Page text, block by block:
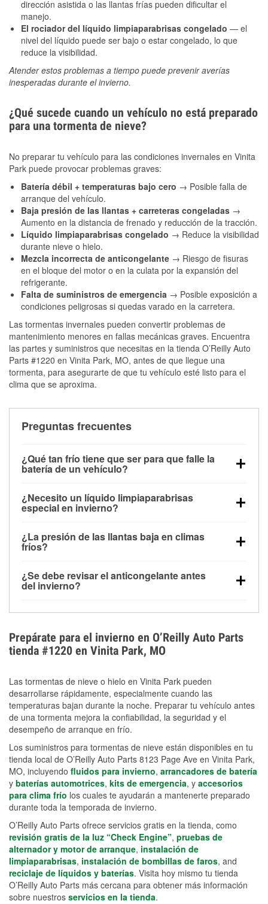
dirección asistida o las llantas frías pueden dificultar el
manejo.
El rociador del líquido limpiaparabrisas congelado — el
nivel del líquido puede ser bajo o estar congelado, lo que
reduce la visibilidad.
Atender estos problemas a tiempo puede prevenir averías
inesperadas durante el invierno.
¿Qué sucede cuando un vehículo no está preparado
para una tormenta de nieve?
No preparar tu vehículo para las condiciones invernales en Vinita
Park puede provocar problemas graves:
Batería débil + temperaturas bajo cero → Posible falla de
arranque del vehículo.
Baja presión de las llantas + carreteras congeladas →
Aumento en la distancia de frenado y reducción de la tracción.
Líquido limpiaparabrisas congelado → Reduce la visibilidad
durante nieve o hielo.
Mezcla incorrecta de anticongelante → Riesgo de fisuras
en el bloque del motor o en la culata por la expansión del
refrigerante.
Falta de suministros de emergencia → Posible exposición a
condiciones peligrosas si quedas varado en la carretera.
Las tormentas invernales pueden convertir problemas de
mantenimiento menores en fallas mecánicas graves. Encuentra
las partes y suministros que necesitas en la tienda O’Reilly Auto
Parts #1220 en Vinita Park, MO, antes de que llegue una
tormenta, para asegurarte de que tu vehículo esté listo para el
clima que se aproxima.
Preguntas frecuentes
¿Qué tan frío tiene que ser para que falle la
batería de un vehículo?
debajo de los 32 °F y puede perder hasta la mitad de
su potencia de arranque cerca de los 0 °F, lo que
arranque.
¿Necesito un líquido limpiaparabrisas
especial en invierno?
la congelación y ayuda a disolver la sal y la nieve
derretida en la carretera para mejorar la visibilidad.
¿La presión de las llantas baja en climas
fríos?
alrededor de 1 PSI por cada 10 °F que baja la
temperatura. Puedes obtener más información sobre
¿Se debe revisar el anticongelante antes
del invierno?
el sobrecalentamiento en condiciones de frío
extremo. Aprende cómo comprobar la protección
anticongelante en nuestra sección How-To.
Prepárate para el invierno en O’Reilly Auto Parts
tienda #1220 en Vinita Park, MO
Las tormentas de nieve o hielo en Vinita Park pueden
desarrollarse rápidamente, especialmente cuando las
temperaturas bajan durante la noche. Preparar tu vehículo antes
de una tormenta mejora la confiabilidad, la seguridad y el
desempeño de arranque en frío.
Los suministros para tormentas de nieve están disponibles en tu
tienda local de O’Reilly Auto Parts 8123 Page Ave en Vinita Park,
MO, incluyendo fluidos para invierno, arrancadores de batería
y baterías automotrices, kits de emergencia, y accesorios
para clima frío los cuales te ayudarán a mantenerte preparado
durante toda la temporada de invierno.
O’Reilly Auto Parts ofrece servicios gratis en la tienda, como
revisión gratis de la luz “Check Engine”, pruebas de
alternador y motor de arranque, instalación de
limpiaparabrisas, instalación de bombillas de faros, and
reciclaje de líquidos y baterías. Visita hoy mismo tu tienda
O’Reilly Auto Parts más cercana para obtener más información
sobre nuestros servicios en la tienda.